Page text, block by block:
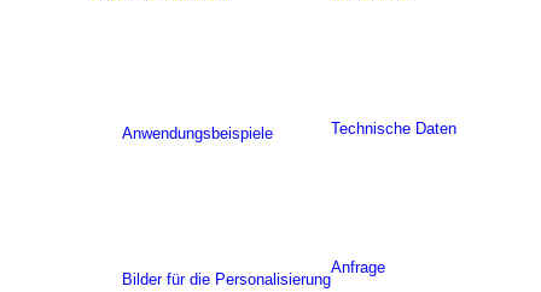
Anwendungsbeispiele
Bilder für die Personalisierung
Technische Daten
Anfrage